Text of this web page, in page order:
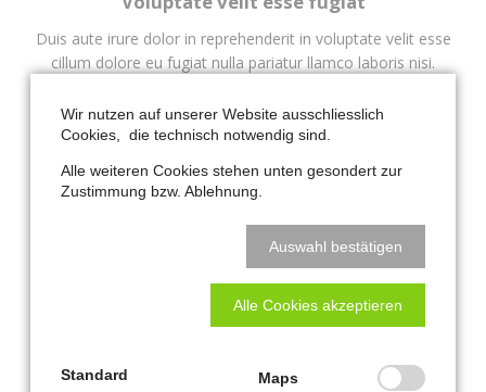
Duis aute irure dolor in reprehenderit in voluptate velit esse
cillum dolore eu fugiat nulla pariatur llamco laboris nisi.
MORE
4
Wir nutzen auf unserer Website ausschliesslich
Cookies, die technisch notwendig sind.
Alle weiteren Cookies stehen unten gesondert zur
Zustimmung bzw. Ablehnung.
Auswahl bestätigen
Alle Cookies akzeptieren
Standard Maps